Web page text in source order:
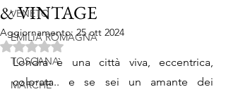
VENETO
EMILIA ROMAGNA
TOSCANA
MARCHE
& VINTAGE
Aggiornamento:25 ott 2024
Valutazione NaN stelle su 5.
Londra è una città viva, eccentrica,
colorata.. e se sei un amante dei